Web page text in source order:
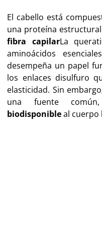
El cabello está
una proteína
fibra capilarLa
aminoácidos
desempeña un papel
los enlaces disulfuro
elasticidad. Sin
una fuente
biodisponibleal cuerpo